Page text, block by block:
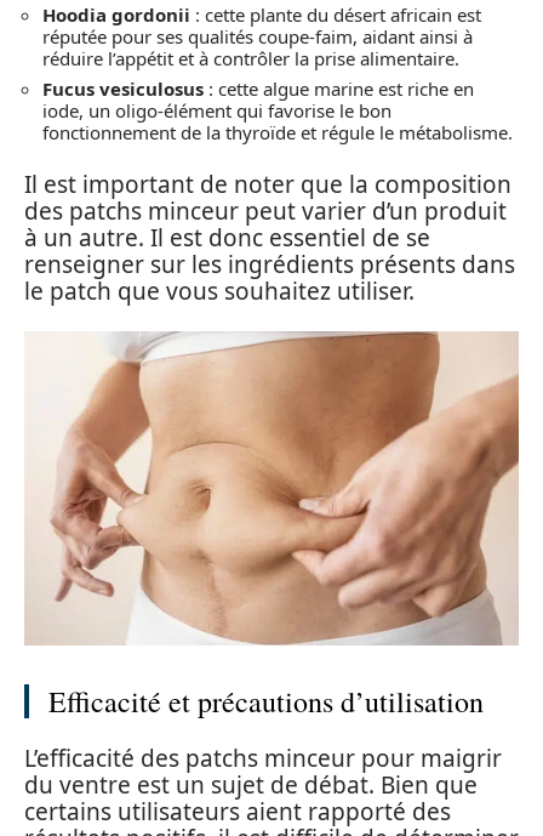
Hoodia gordonii : cette plante du désert africain est
réputée pour ses qualités coupe-faim, aidant ainsi à
réduire l’appétit et à contrôler la prise alimentaire.
Fucus vesiculosus : cette algue marine est riche en
iode, un oligo-élément qui favorise le bon
fonctionnement de la thyroïde et régule le métabolisme.
Il est important de noter que la composition
des patchs minceur peut varier d’un produit
à un autre. Il est donc essentiel de se
renseigner sur les ingrédients présents dans
le patch que vous souhaitez utiliser.
Efficacité et précautions d’utilisation
L’efficacité des patchs minceur pour maigrir
du ventre est un sujet de débat. Bien que
certains utilisateurs aient rapporté des